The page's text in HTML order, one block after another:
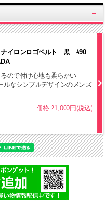
イロンロゴベルト 黒 #90
ので付け心地も柔らかい
ルなシンプルデザインのメンズ
価格:21,000円(税込)